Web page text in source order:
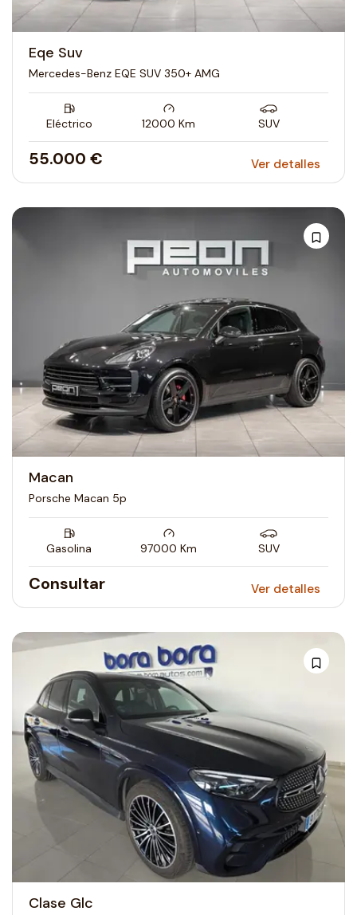
Eqe Suv
Mercedes-Benz EQE SUV 350+ AMG
Eléctrico 12000 Km SUV
55.000 € Ver detalles
Macan
Porsche Macan 5p
Gasolina 97000 Km SUV
Consultar Ver detalles
Clase Glc